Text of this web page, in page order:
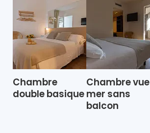
Chambre
double basique
Chambre vue
mer sans
balcon